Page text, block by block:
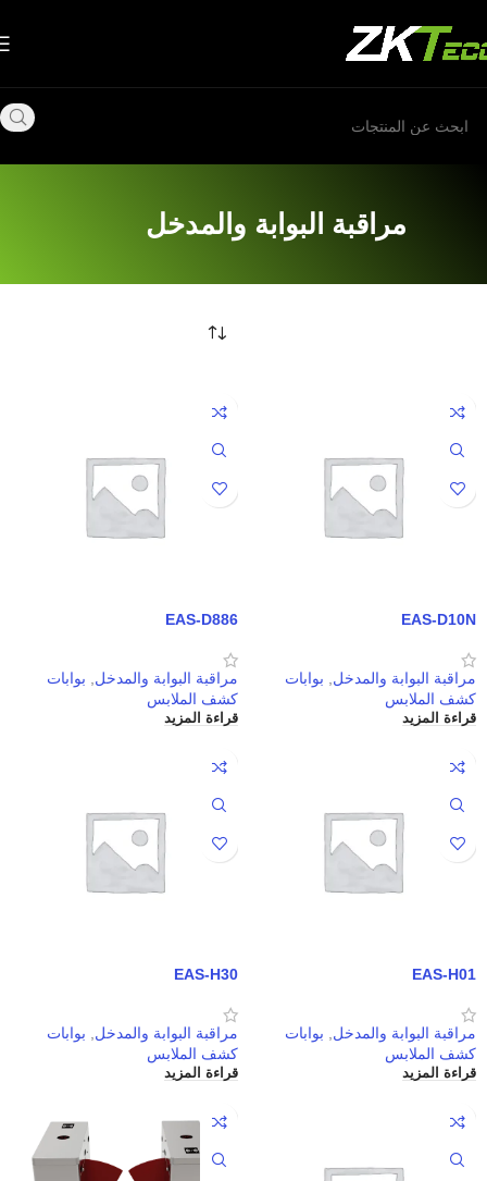
مراقبة البوابة والمدخل
EAS-D10N
مراقبة البوابة والمدخل
بوابات
كشف الملابس
قراءة المزيد
EAS-D886
مراقبة البوابة والمدخل
بوابات
كشف الملابس
قراءة المزيد
EAS-H01
مراقبة البوابة والمدخل
بوابات
كشف الملابس
قراءة المزيد
EAS-H30
مراقبة البوابة والمدخل
بوابات
كشف الملابس
قراءة المزيد